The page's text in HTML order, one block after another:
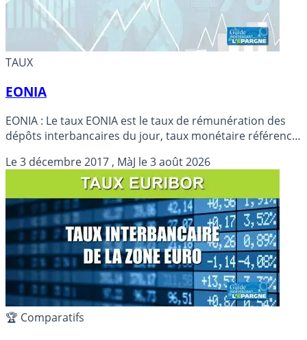
TAUX
EONIA
EONIA : Le taux EONIA est le taux de rémunération des
dépôts interbancaires du jour, taux monétaire référence.
officielle depuis le 1er janvier 2020.
Le3 décembre 2017 , MàJ le3 août 2026
🏆 Comparatifs